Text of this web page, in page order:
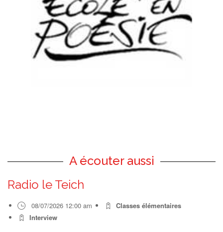
A écouter aussi
Radio le Teich
08/07/2026 12:00 am
Classes élémentaires
Interview